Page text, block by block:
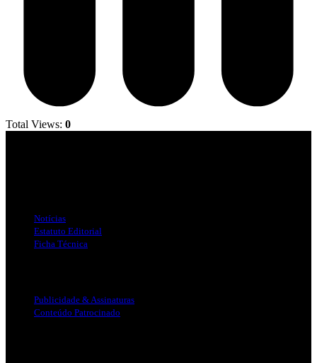
Total Views: 0
Notícias
Estatuto Editorial
Ficha Técnica
Publicidade & Assinaturas
Conteúdo Patrocinado